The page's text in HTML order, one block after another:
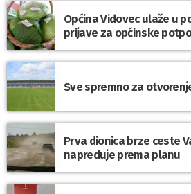
Općina Vidovec ulaže u
prijave za općinske
Sve spremno za
Prva dionica brze ceste
napreduje prema planu